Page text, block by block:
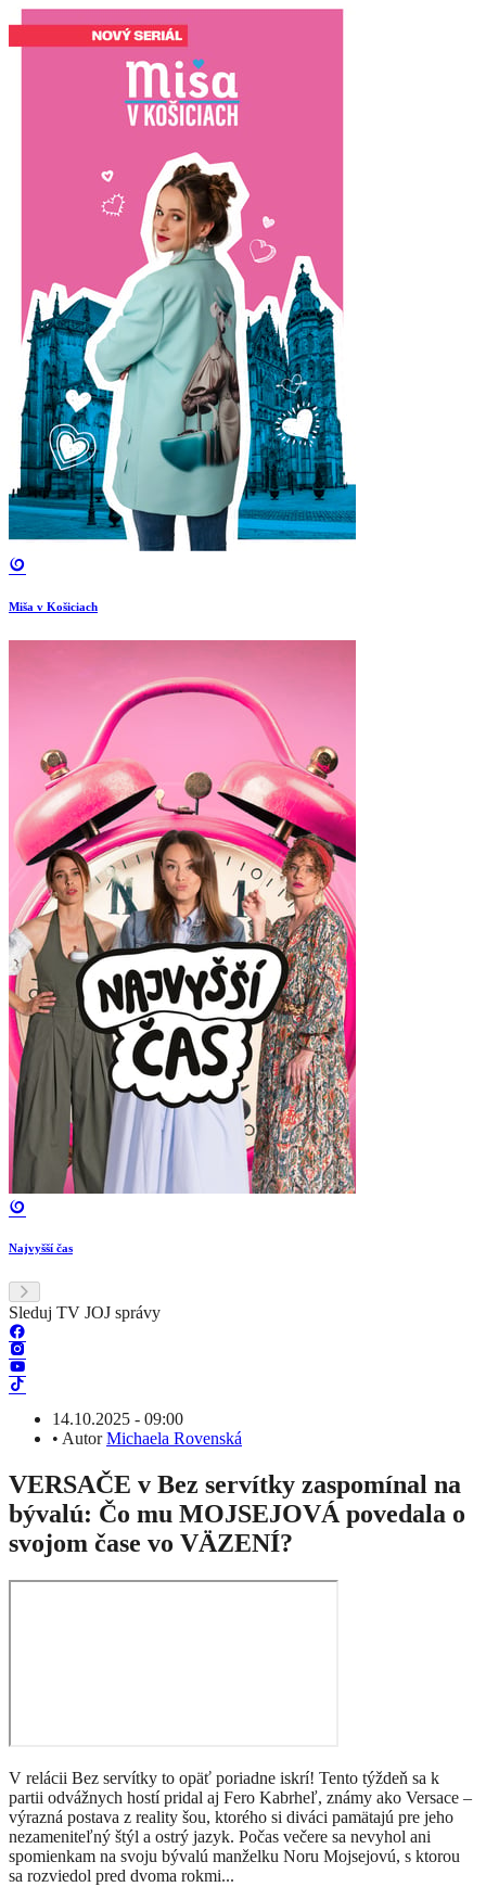
Miša v Košiciach
Najvyšší čas
Sleduj TV JOJ správy
14.10.2025 - 09:00
• AutorMichaela Rovenská
VERSAČE v Bez servítky zaspomínal na
bývalú: Čo mu MOJSEJOVÁ povedala o
svojom čase vo VÄZENÍ?
V relácii Bez servítky to opäť poriadne iskrí! Tento týždeň sa k
partii odvážnych hostí pridal aj Fero Kabrheľ, známy ako Versace –
výrazná postava z reality šou, ktorého si diváci pamätajú pre jeho
nezameniteľný štýl a ostrý jazyk. Počas večere sa nevyhol ani
spomienkam na svoju bývalú manželku Noru Mojsejovú, s ktorou
sa rozviedol pred dvoma rokmi...